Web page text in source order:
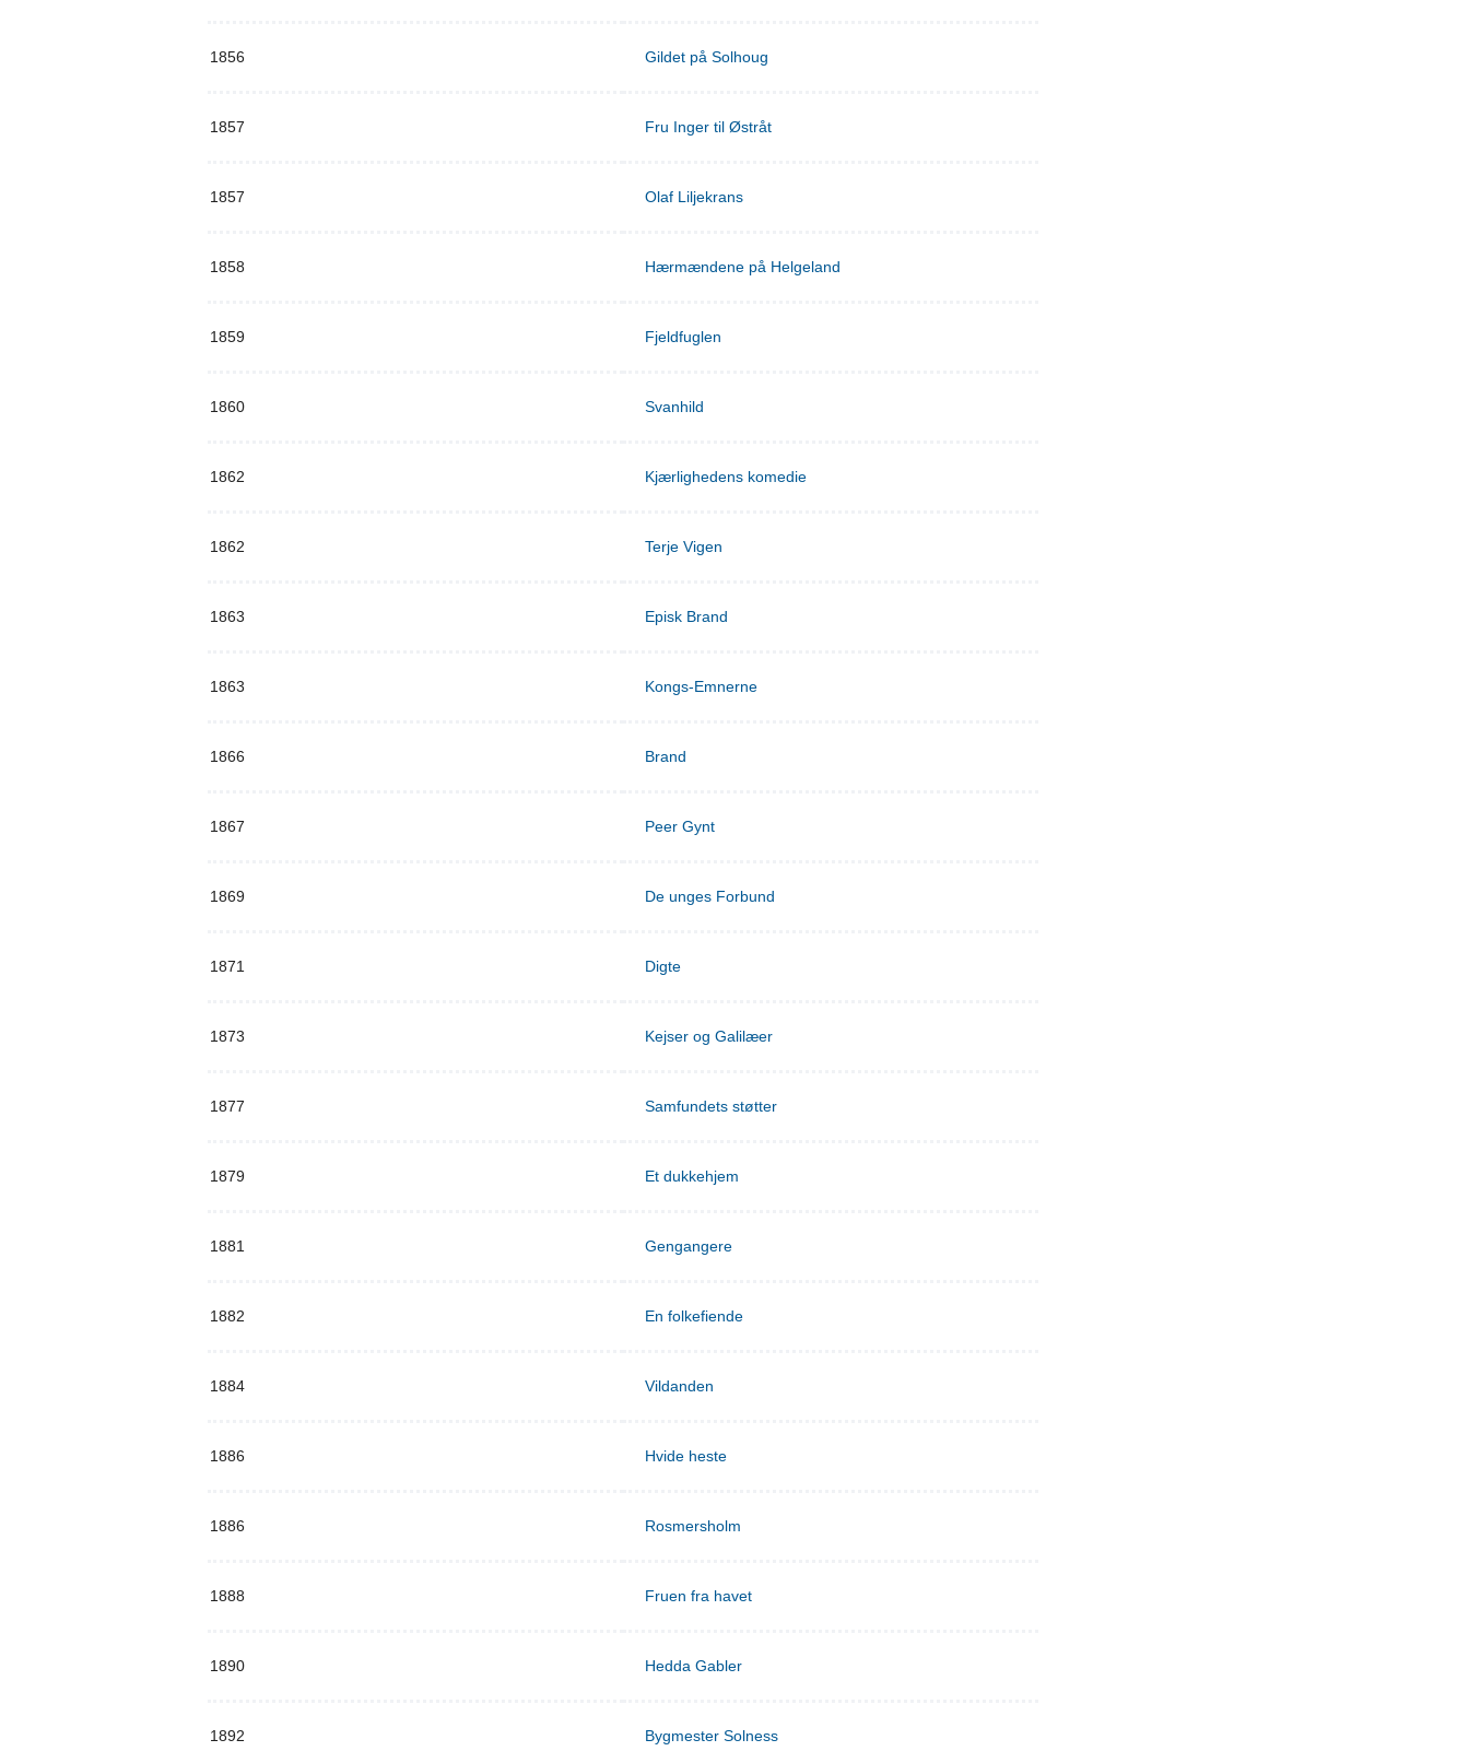
1856 Gildet på Solhoug
1857 Fru Inger til Østråt
1857 Olaf Liljekrans
1858 Hærmændene på Helgeland
1859 Fjeldfuglen
1860 Svanhild
1862 Kjærlighedens komedie
1862 Terje Vigen
1863 Episk Brand
1863 Kongs-Emnerne
1866 Brand
1867 Peer Gynt
1869 De unges Forbund
1871 Digte
1873 Kejser og Galilæer
1877 Samfundets støtter
1879 Et dukkehjem
1881 Gengangere
1882 En folkefiende
1884 Vildanden
1886 Hvide heste
1886 Rosmersholm
1888 Fruen fra havet
1890 Hedda Gabler
1892 Bygmester Solness